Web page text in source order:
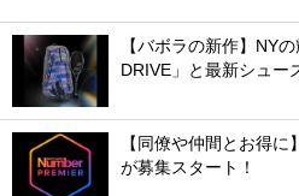
【バボラの新作】NY
DRIVE」と最新シュー
【同僚や仲間とお得
が募集スタート！